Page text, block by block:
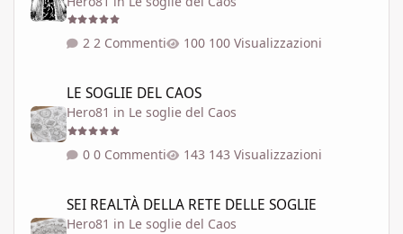
2 Commenti 100 Visualizzazioni
LE SOGLIE DEL CAOS
Hero81 in Le soglie del Caos
0 Commenti 143 Visualizzazioni
SEI REALTÀ DELLA RETE DELLE SOGLIE
Hero81 in Le soglie del Caos